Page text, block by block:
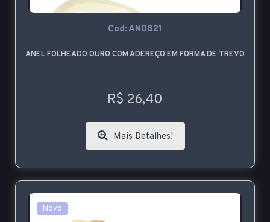
Cod: AN0821
ANEL FOLHEADO OURO COM ADEREÇO EM FORMA DE TREVO
R$ 26,40
Mais Detalhes!
Novo